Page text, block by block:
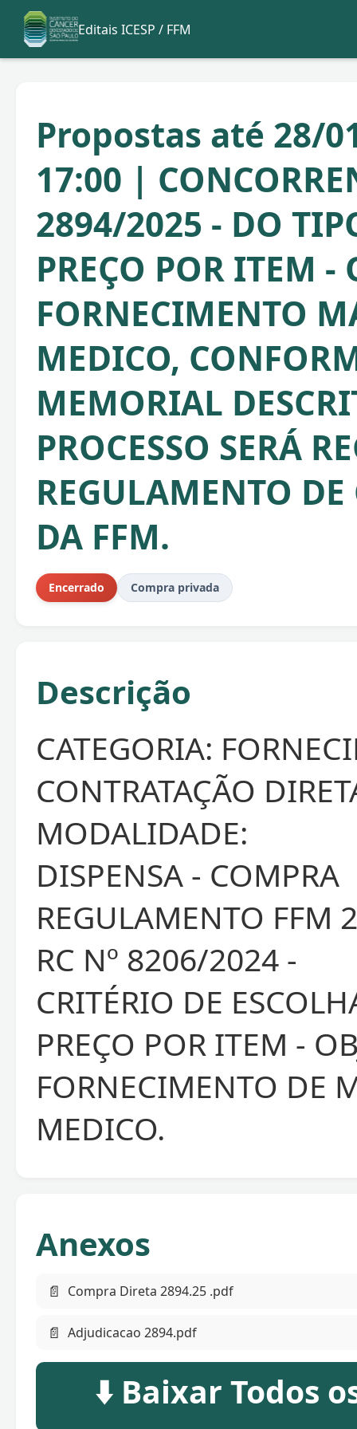
Editais ICESP / FFM
Propostas até 28/
17:00 |
2894/2025 - DO
PREÇO POR ITEM -
FORNECIMENTO
MEDICO,
MEMORIAL
PROCESSO SERÁ
REGULAMENTO DE
DA FFM.
Encerrado Compra privada
Descrição
CATEGORIA:
CONTRATAÇÃO
MODALIDADE:
DISPENSA - COMPRA
REGULAMENTO FFM
RC Nº 8206/2024 -
CRITÉRIO DE
PREÇO POR ITEM -
FORNECIMENTO DE
MEDICO.
Anexos
📄 Compra Direta 2894.25 .pdf
📄 Adjudicacao 2894.pdf
⬇️ Baixar Todos